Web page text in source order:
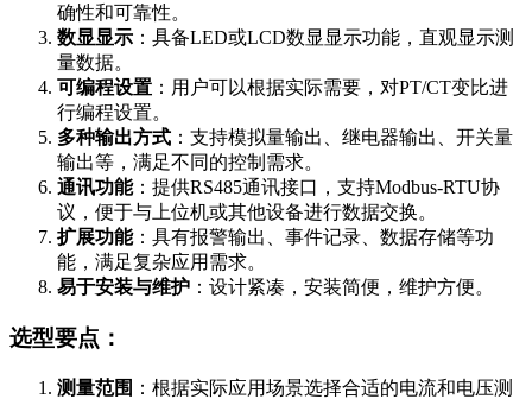
确性和可靠性。
数显显示 ：具备LED或LCD数显显示功能，直观显示测
量数据。
可编程设置 ：用户可以根据实际需要，对PT/CT变比进
行编程设置。
多种输出方式 ：支持模拟量输出、继电器输出、开关量
输出等，满足不同的控制需求。
通讯功能：提供RS485通讯接口，支持Modbus-RTU协
议，便于与上位机或其他设备进行数据交换。
扩展功能：具有报警输出、事件记录、数据存储等功
能，满足复杂应用需求。
易于安装与维护 ：设计紧凑，安装简便，维护方便。
选型要点：
测量范围 ：根据实际应用场景选择合适的电流和电压测